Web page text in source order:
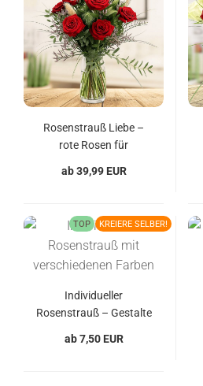
Rosenstrauß Liebe –
rote Rosen für
ab 39,99 EUR
TOP KREIERE SELBER!
Individueller
Rosenstrauß – Gestalte
Blumengruß
ab 7,50 EUR